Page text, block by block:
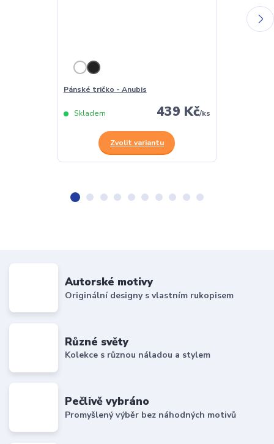
Pánské tričko - Anubis
439 Kč/ks
Skladem
Zvolit variantu
Autorské motivy
Originální designy s vlastním rukopisem
Různé světy
Kolekce s různou náladou a stylem
Pečlivě vybráno
Promyšlený výběr bez náhodných motivů